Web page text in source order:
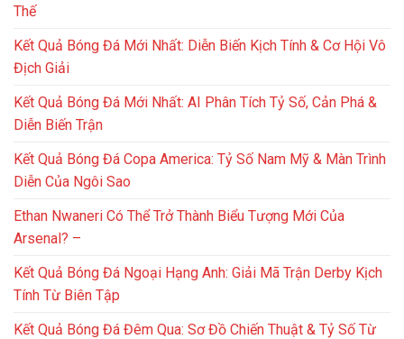
Thế
Kết Quả Bóng Đá Mới Nhất: Diễn Biến Kịch Tính & Cơ Hội Vô
Địch Giải
Kết Quả Bóng Đá Mới Nhất: AI Phân Tích Tỷ Số, Cản Phá &
Diễn Biến Trận
Kết Quả Bóng Đá Copa America: Tỷ Số Nam Mỹ & Màn Trình
Diễn Của Ngôi Sao
Ethan Nwaneri Có Thể Trở Thành Biểu Tượng Mới Của
Arsenal? –
Kết Quả Bóng Đá Ngoại Hạng Anh: Giải Mã Trận Derby Kịch
Tính Từ Biên Tập
Kết Quả Bóng Đá Đêm Qua: Sơ Đồ Chiến Thuật & Tỷ Số Từ